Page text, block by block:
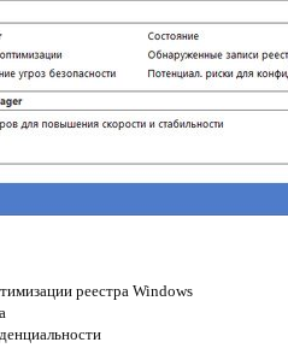
реестра Windows